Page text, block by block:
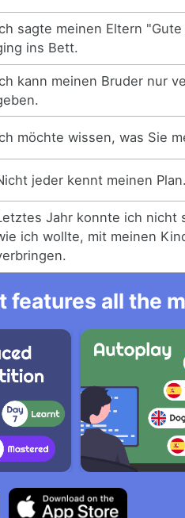
sagte meinen Eltern
ins Bett.
kann meinen Bruder nur
möchte wissen, was Sie
jeder kennt meinen Plan.
Jahr konnte ich nicht
ich wollte, mit meinen
features all the